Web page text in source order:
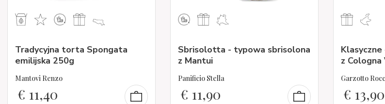
Tradycyjna torta Spongata
emilijska 250g
Mantovi Renzo
€ 11,40
Sbrisolotta - typowa sbrisolona
z Mantui
Panificio Stella
€ 11,90
z
Garzotto
€ 13,90